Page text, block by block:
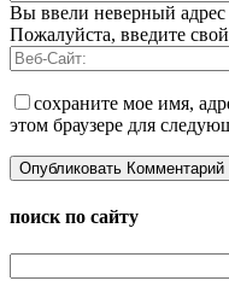
Вы ввели неверный адрес
Пожалуйста, введите
сохраните мое имя,
этом браузере для
поиск по сайту